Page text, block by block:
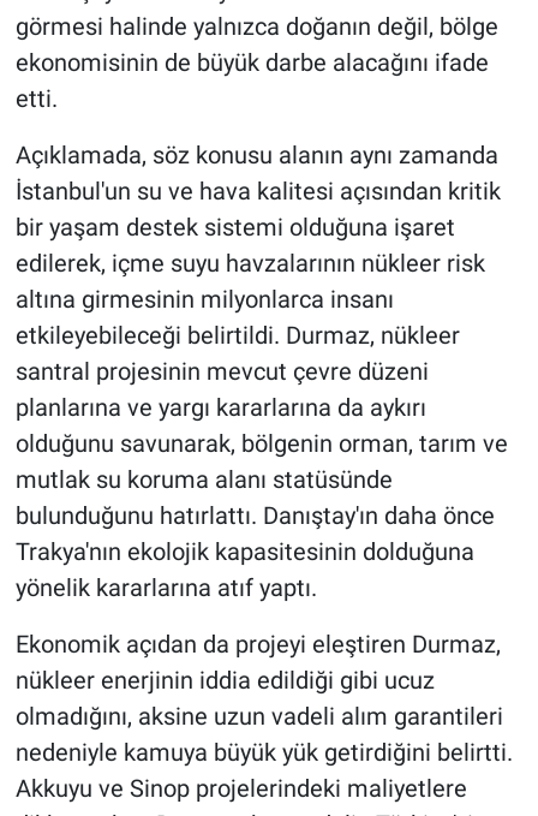
görmesi halinde yalnızca doğanın değil, bölge
ekonomisinin de büyük darbe alacağını ifade
etti.
Açıklamada, söz konusu alanın aynı zamanda
İstanbul'un su ve hava kalitesi açısından kritik
bir yaşam destek sistemi olduğuna işaret
edilerek, içme suyu havzalarının nükleer risk
altına girmesinin milyonlarca insanı
etkileyebileceği belirtildi. Durmaz, nükleer
santral projesinin mevcut çevre düzeni
planlarına ve yargı kararlarına da aykırı
olduğunu savunarak, bölgenin orman, tarım ve
mutlak su koruma alanı statüsünde
bulunduğunu hatırlattı. Danıştay'ın daha önce
Trakya'nın ekolojik kapasitesinin dolduğuna
yönelik kararlarına atıf yaptı.
Ekonomik açıdan da projeyi eleştiren Durmaz,
nükleer enerjinin iddia edildiği gibi ucuz
olmadığını, aksine uzun vadeli alım garantileri
nedeniyle kamuya büyük yük getirdiğini belirtti.
Akkuyu ve Sinop projelerindeki maliyetlere